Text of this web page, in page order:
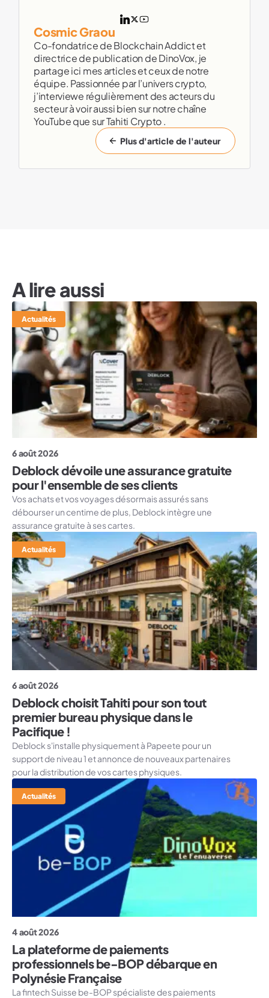
Cosmic Graou
Co-fondatrice de Blockchain Addict et
directrice de publication de DinoVox, je
partage ici mes articles et ceux de notre
équipe. Passionnée par l’univers crypto,
j’interviewe régulièrement des acteurs du
secteur à voir aussi bien sur notre chaîne
YouTube que sur Tahiti Crypto .
Plus d'article de l'auteur
A lire aussi
Actualités
6 août 2026
Deblock dévoile une assurance gratuite
pour l'ensemble de ses clients
Vos achats et vos voyages désormais assurés sans
débourser un centime de plus, Deblock intègre une
assurance gratuite à ses cartes.
Actualités
6 août 2026
Deblock choisit Tahiti pour son tout
premier bureau physique dans le
Pacifique !
Deblock s'installe physiquement à Papeete pour un
support de niveau 1 et annonce de nouveaux partenaires
pour la distribution de vos cartes physiques.
Actualités
4 août 2026
La plateforme de paiements
professionnels be-BOP débarque en
Polynésie Française
La fintech Suisse be-BOP spécialiste des paiements